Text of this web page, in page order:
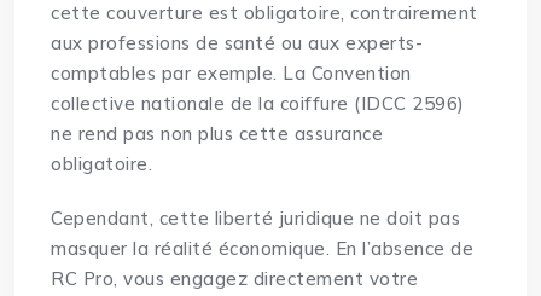
cette couverture est obligatoire, contrairement
aux professions de santé ou aux experts-
comptables par exemple. La Convention
collective nationale de la coiffure (IDCC 2596)
ne rend pas non plus cette assurance
obligatoire.
Cependant, cette liberté juridique ne doit pas
masquer la réalité économique. En l’absence de
RC Pro, vous engagez directement votre